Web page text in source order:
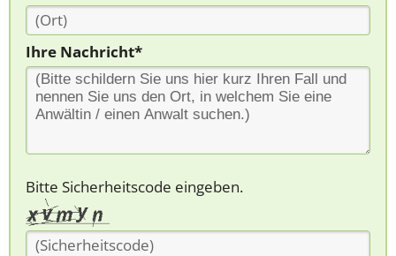
Ihre Nachricht*
Bitte Sicherheitscode eingeben.